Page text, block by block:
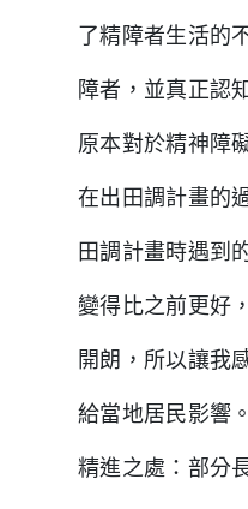
了精障者生活的
障者，並真正認
原本對於精神障
在出田調計畫的
田調計畫時遇到
變得比之前更好
開朗，所以讓我
給當地居民影響
精進之處：部分